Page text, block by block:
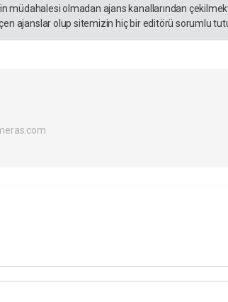
müdahalesi olmadan ajans kanallarından
ajanslar olup sitemizin hiç bir editörü sorumlu